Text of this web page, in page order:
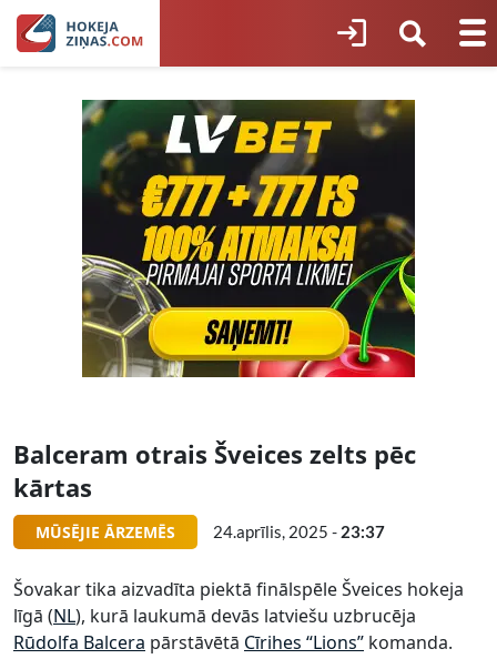
Balceram otrais Šveices zelts pēc
kārtas
MŪSĒJIE ĀRZEMĒS 24.aprīlis, 2025 - 23:37
Šovakar tika aizvadīta piektā finālspēle Šveices hokeja
līgā (NL), kurā laukumā devās latviešu uzbrucēja
Rūdolfa Balcera pārstāvētā Cīrihes “Lions” komanda.